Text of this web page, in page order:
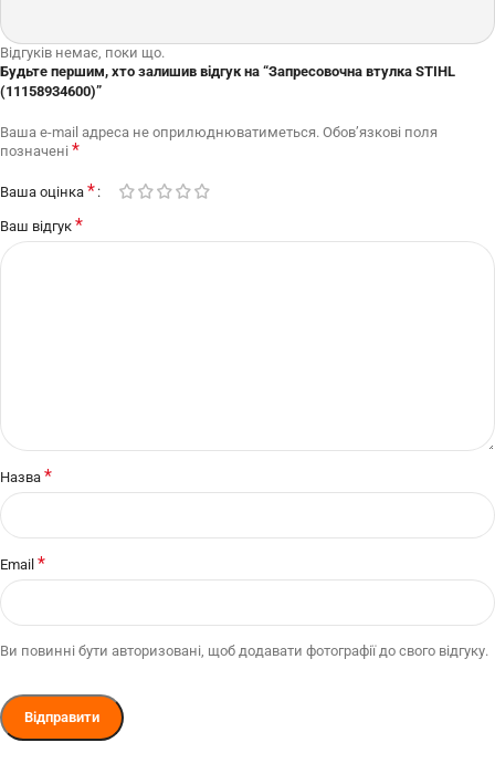
Відгуків немає, поки що.
Будьте першим, хто залишив відгук на “Запресовочна втулка STIHL
(11158934600)”
Ваша e-mail адреса не оприлюднюватиметься. Обов’язкові поля
позначені *
Ваша оцінка *
Ваш відгук *
Назва *
Email *
Ви повинні бути авторизовані, щоб додавати фотографії до свого відгуку.